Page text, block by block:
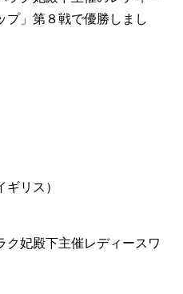
プ」第８戦で優勝しまし
リス）
ク妃殿下主催レディースワ